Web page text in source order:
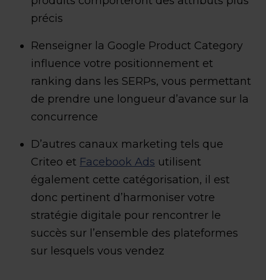
précis
Renseigner la Google Product Category
influence votre positionnement et
ranking dans les SERPs, vous permettant
de prendre une longueur d’avance sur la
concurrence
D’autres canaux marketing tels que
Criteo et Facebook Ads utilisent
également cette catégorisation, il est
donc pertinent d’harmoniser votre
stratégie digitale pour rencontrer le
succès sur l’ensemble des plateformes
sur lesquels vous vendez